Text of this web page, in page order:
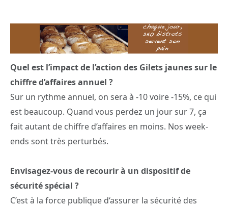
Quel est l’impact de l’action des Gilets jaunes sur le
chiffre d’affaires annuel ?
Sur un rythme annuel, on sera à -10 voire -15%, ce qui
est beaucoup. Quand vous perdez un jour sur 7, ça
fait autant de chiffre d’affaires en moins. Nos week-
ends sont très perturbés.
Envisagez-vous de recourir à un dispositif de
sécurité spécial ?
C’est à la force publique d‘assurer la sécurité des